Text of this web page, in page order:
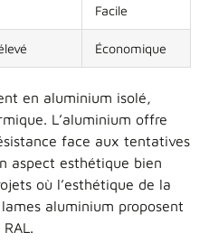
Facile
Économique
en aluminium isolé,
L’aluminium offre
face aux tentatives
aspect esthétique bien
où l’esthétique de la
aluminium proposent